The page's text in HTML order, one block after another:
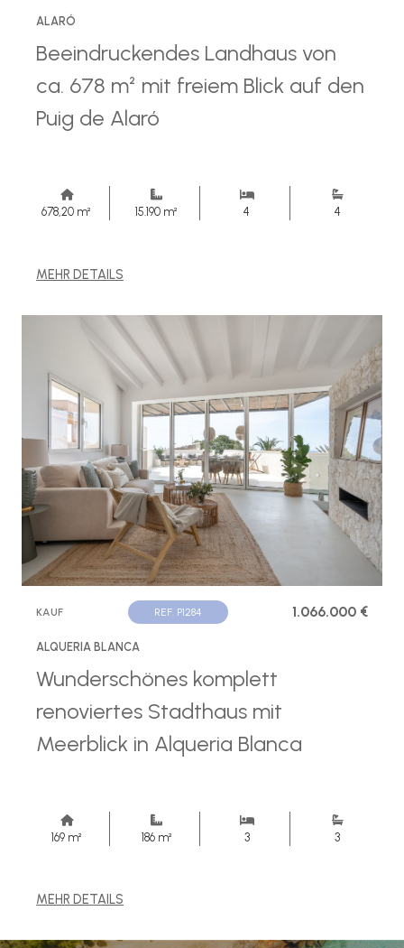
ALARÓ
Beeindruckendes Landhaus von
ca. 678 m² mit freiem Blick auf den
Puig de Alaró
678,20 m² 15.190 m² 4 4
MEHR DETAILS
KAUF REF. P1284 1.066.000 €
ALQUERIA BLANCA
Wunderschönes komplett
renoviertes Stadthaus mit
Meerblick in Alqueria Blanca
169 m² 186 m² 3 3
MEHR DETAILS